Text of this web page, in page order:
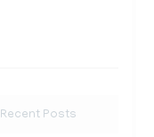
Recent Posts